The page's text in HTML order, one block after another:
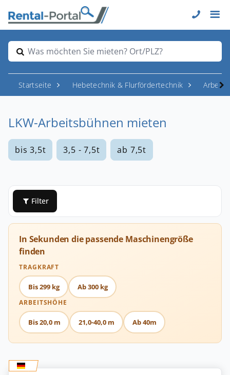
Was möchten Sie mieten? Ort/PLZ?
Startseite Hebetechnik & Flurfördertechnik
LKW-Arbeitsbühnen mieten
bis 3,5t 3,5 - 7,5t ab 7,5t
Filter
In Sekunden die passende Maschinengröße
finden
TRAGKRAFT
Bis 299 kg Ab 300 kg
ARBEITSHÖHE
Bis 20,0 m 21,0-40,0 m Ab 40m